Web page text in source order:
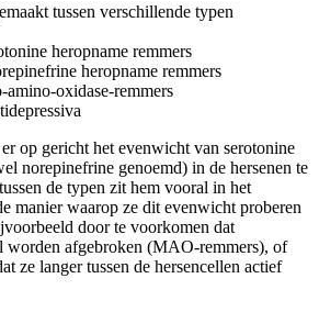
tussen verschillende typen
heropname remmers
heropname remmers
oxidase-remmers
op gericht het evenwicht van serotonine
norepinefrine genoemd) in de hersenen te
de typen zit hem vooral in het
manier waarop ze dit evenwicht proberen
door te voorkomen dat
worden afgebroken (MAO-remmers), of
ze langer tussen de hersencellen actief